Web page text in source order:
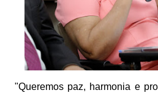
"Queremos paz, harmonia e